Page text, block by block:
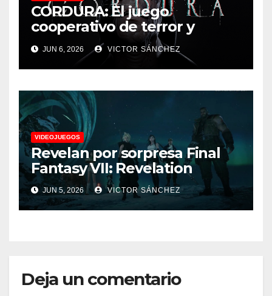
CORDURA: El juego
cooperativo de terror y
supervivencia AA presenta
su tráiler de jugabilidad en
Future Game Show
JUN 6, 2026 VICTOR SÁNCHEZ
VIDEOJUEGOS
Revelan por sorpresa Final
Fantasy VII: Revelation
JUN 5, 2026 VICTOR SÁNCHEZ
Deja un comentario